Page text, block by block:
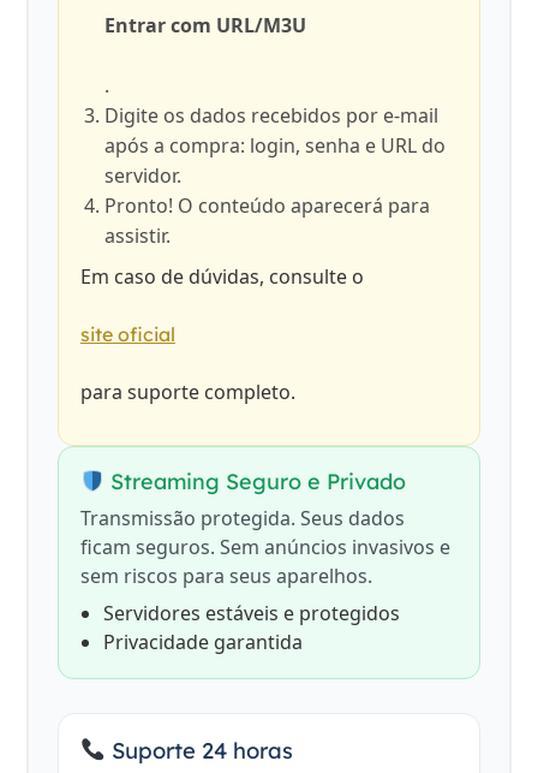
Entrar com URL/M3U
.
Digite os dados recebidos por e-mail
após a compra: login, senha e URL do
servidor.
Pronto! O conteúdo aparecerá para
assistir.
Em caso de dúvidas, consulte o
site oficial
para suporte completo.
Streaming Seguro e Privado
Transmissão protegida. Seus dados
ficam seguros. Sem anúncios invasivos e
sem riscos para seus aparelhos.
Servidores estáveis e protegidos
Privacidade garantida
Suporte 24 horas